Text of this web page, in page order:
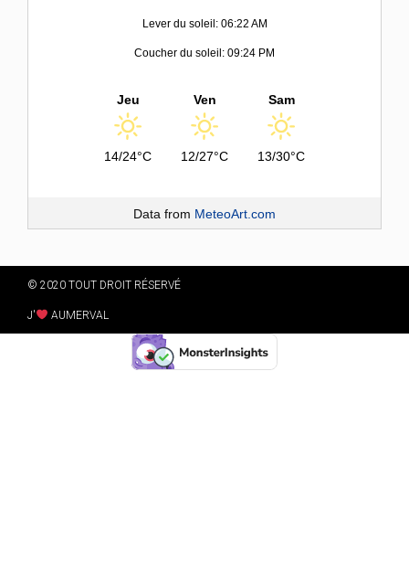
Lever du soleil: 06:22 AM
Coucher du soleil: 09:24 PM
Jeu
14/24°C
Ven
12/27°C
Sam
13/30°C
Data from MeteoArt.com
© 2020 TOUT DROIT RÉSERVÉ
J' AUMERVAL